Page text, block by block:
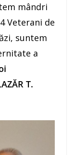
mândri
Veterani de
suntem
a
T.